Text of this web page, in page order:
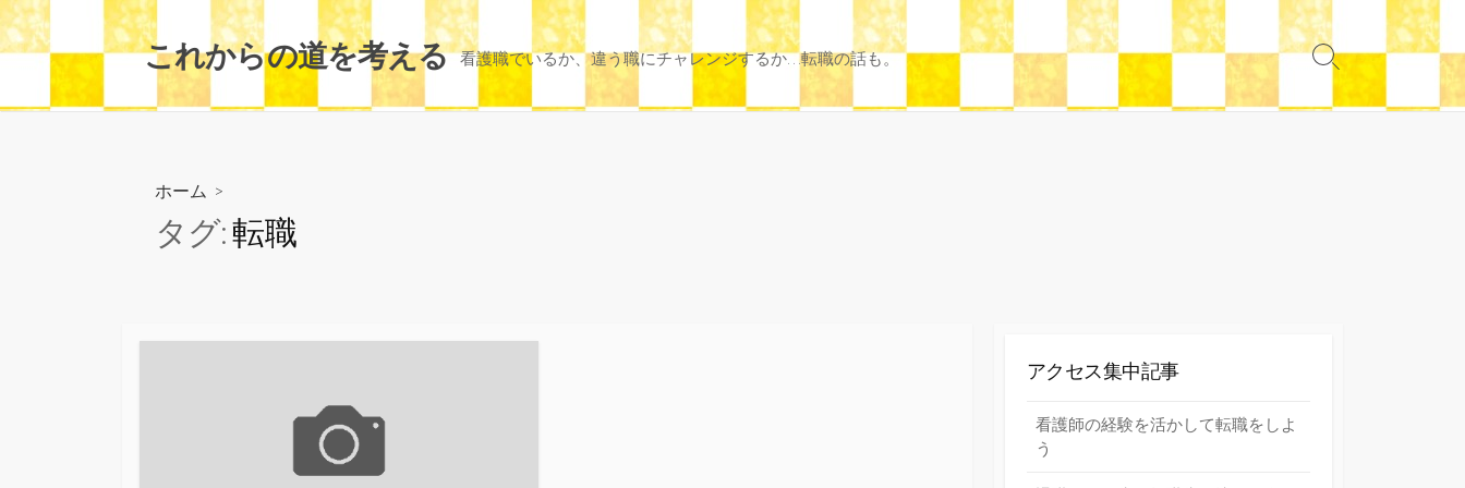
コ
ン
これからの道を考える 看護職でいるか、違う職にチャレンジするか…転職の話も。
検
切
ホーム >
タグ:転職
アクセス集中記事
看護師の経験を活かして転職をしよ
う